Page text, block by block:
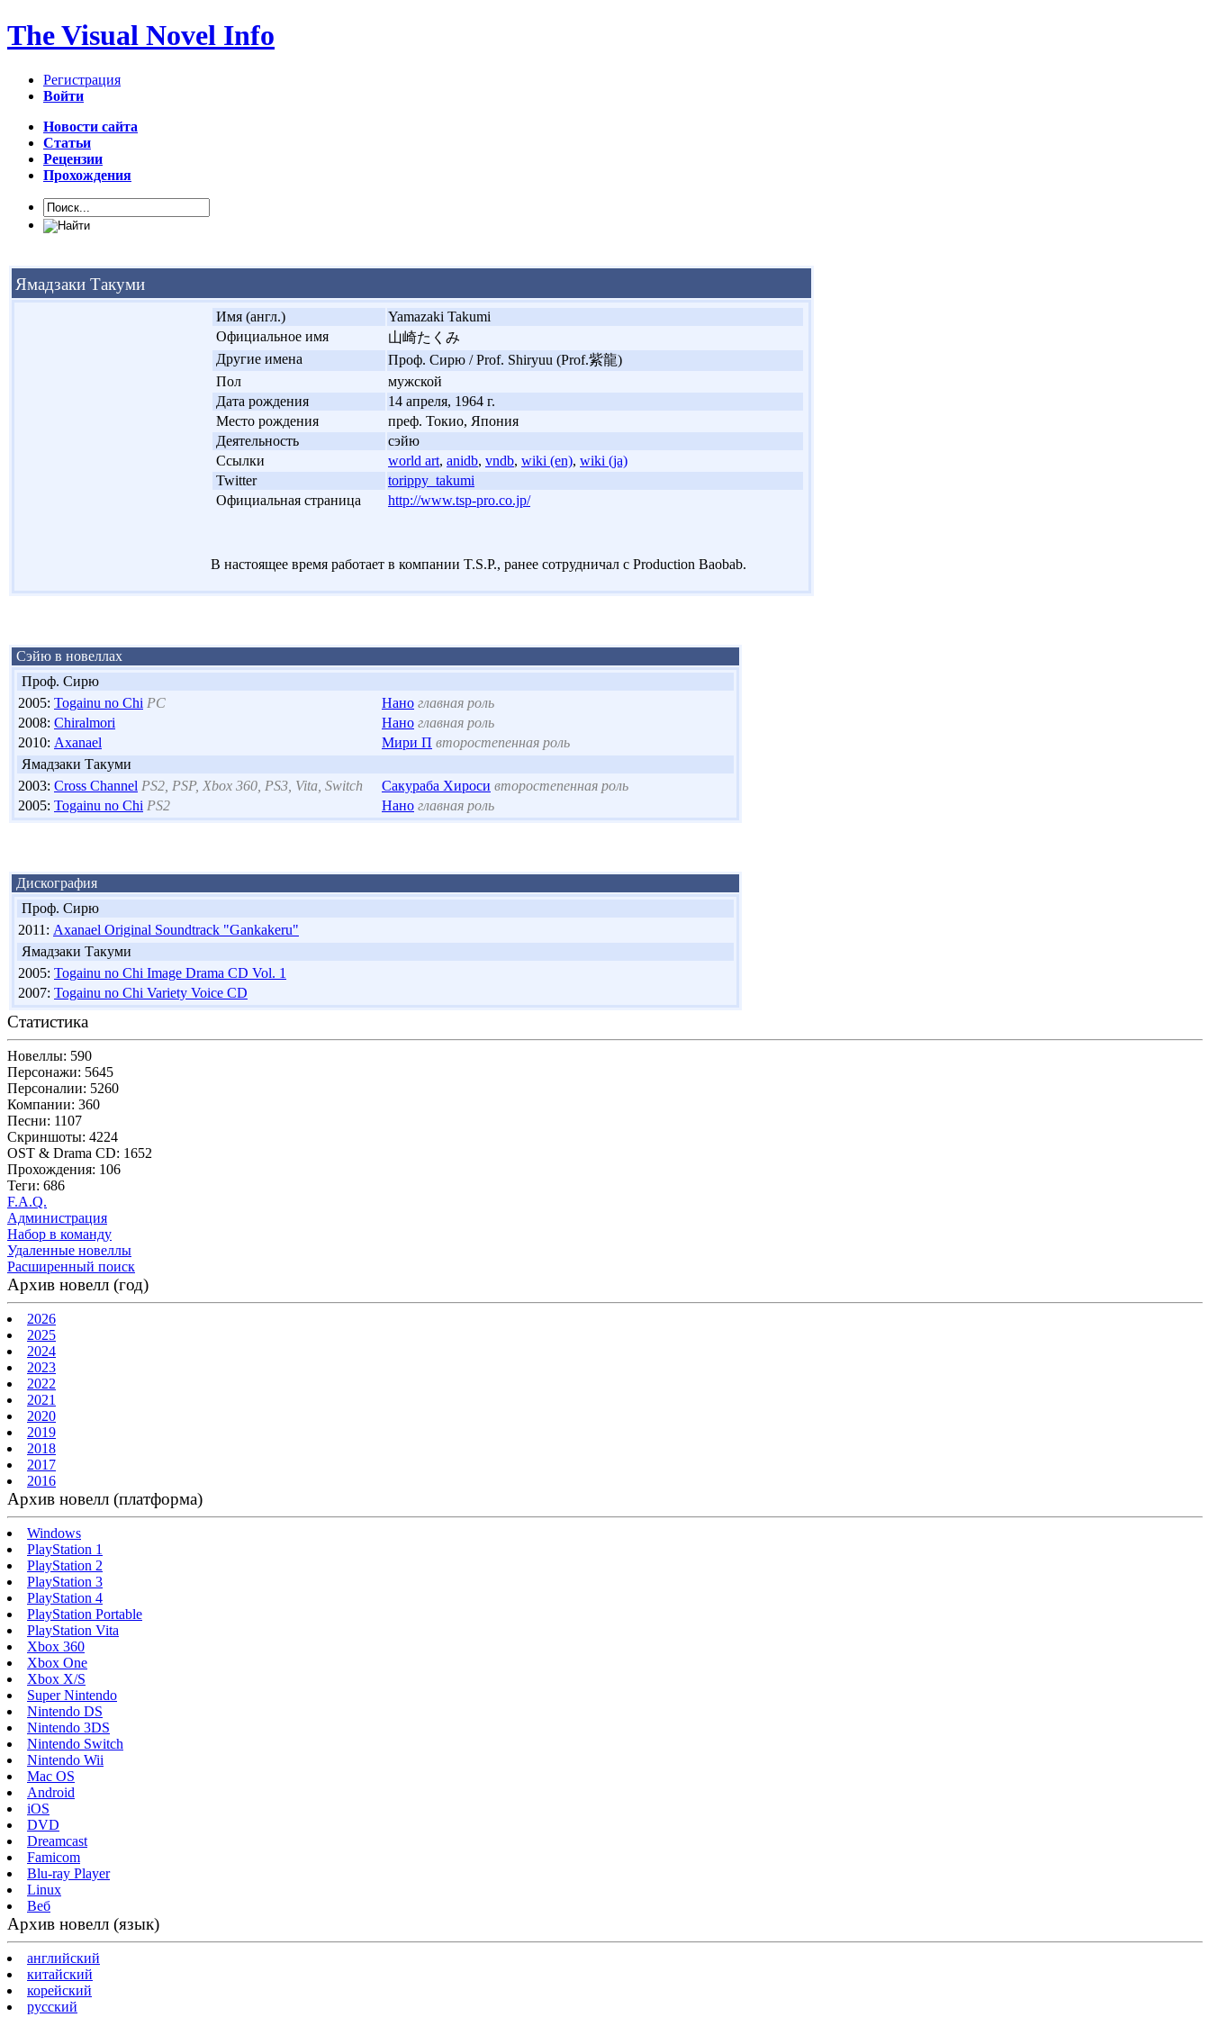
The Visual Novel Info
Регистрация
Войти
Новости сайта
Статьи
Рецензии
Прохождения
Ямадзаки Такуми
Имя (англ.)
Yamazaki Takumi
Официальное имя
山崎たくみ
Другие имена
Проф. Сирю / Prof. Shiryuu (Prof.紫龍)
Пол
мужской
Дата рождения
14 апреля, 1964 г.
Место рождения
преф. Токио, Япония
Деятельность
сэйю
Ссылки world art, anidb, vndb, wiki (en), wiki (ja)
Twitter
torippy_takumi
Официальная страница http://www.tsp-pro.co.jp/
В настоящее время работает в компании T.S.P., ранее сотрудничал с Production Baobab.
Сэйю в новеллах
Проф. Сирю
2005: Togainu no Chi PC Нано главная роль
2008: Chiralmori Нано главная роль
2010: Axanael Мири П второстепенная роль
Ямадзаки Такуми
2003: Cross Channel PS2, PSP, Xbox 360, PS3, Vita, Switch Сакураба Хироси второстепенная роль
2005: Togainu no Chi PS2 Нано главная роль
Дискография
Проф. Сирю
2011: Axanael Original Soundtrack "Gankakeru"
Ямадзаки Такуми
2005: Togainu no Chi Image Drama CD Vol. 1
2007: Togainu no Chi Variety Voice CD
Статистика
Новеллы: 590
Персонажи: 5645
Персоналии: 5260
Компании: 360
Песни: 1107
Скриншоты: 4224
OST & Drama CD: 1652
Прохождения: 106
Теги: 686
F.A.Q.
Администрация
Набор в команду
Удаленные новеллы
Расширенный поиск
Архив новелл (год)
2026
2025
2024
2023
2022
2021
2020
2019
2018
2017
2016
Архив новелл (платформа)
Windows
PlayStation 1
PlayStation 2
PlayStation 3
PlayStation 4
PlayStation Portable
PlayStation Vita
Xbox 360
Xbox One
Xbox X/S
Super Nintendo
Nintendo DS
Nintendo 3DS
Nintendo Switch
Nintendo Wii
Mac OS
Android
iOS
DVD
Dreamcast
Famicom
Blu-ray Player
Linux
Веб
Архив новелл (язык)
английский
китайский
корейский
русский